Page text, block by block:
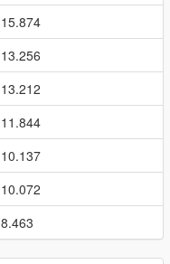
15.874
13.256
13.212
11.844
10.137
10.072
8.463